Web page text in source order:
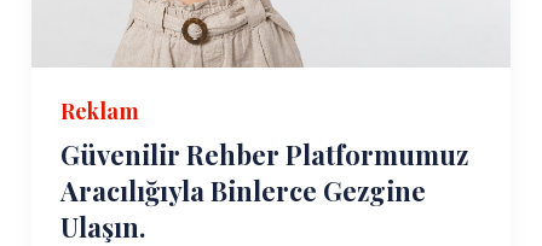
Reklam
Güvenilir Rehber Platformumuz
Aracılığıyla Binlerce Gezgine
Ulaşın.